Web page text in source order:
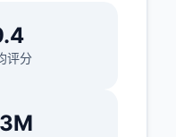
评分